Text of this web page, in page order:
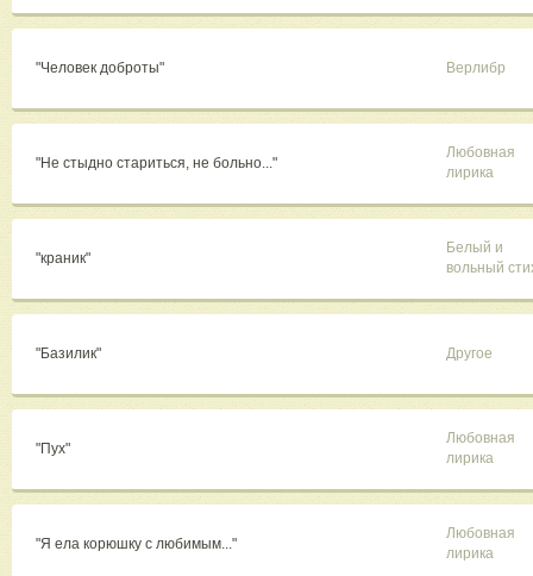
"Человек доброты" Верлибр
"Не стыдно стариться, не больно..."
Любовная
лирика
"краник"
Белый и
вольный
"Базилик" Другое
"Пух"
Любовная
лирика
"Я ела корюшку с любимым..."
Любовная
лирика